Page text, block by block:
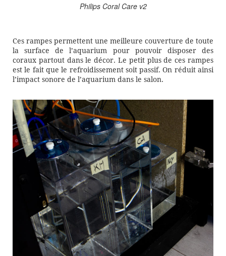
Philips Coral Care v2
Ces rampes permettent une meilleure couverture de toute
la surface de l’aquarium pour pouvoir disposer des
coraux partout dans le décor. Le petit plus de ces rampes
est le fait que le refroidissement soit passif. On réduit ainsi
l’impact sonore de l’aquarium dans le salon.